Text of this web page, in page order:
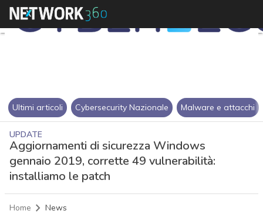
Ultimi articoli Cybersecurity Nazionale Malware e attacchi
UPDATE
Aggiornamenti di sicurezza Windows
gennaio 2019, corrette 49 vulnerabilità:
installiamo le patch
Home News